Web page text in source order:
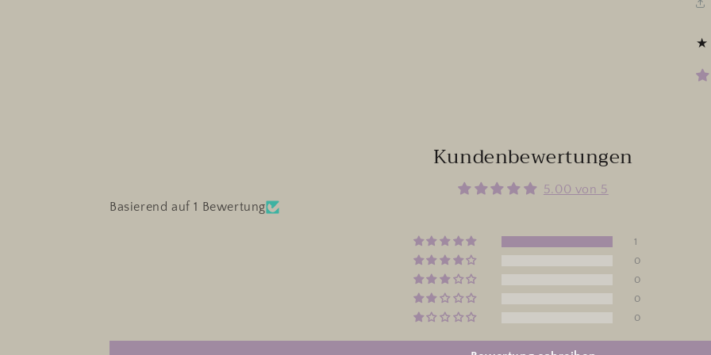
Kundenbewertungen
5.00 von 5
Basierend auf 1 Bewertung
1
0
0
0
0